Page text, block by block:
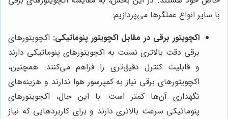
با سایر انواع عملگرها می‌پردازیم:
اکچویتور برقی در مقابل اکچویتور پنوماتیکی: اکچویتورهای
برقی دقت بالاتری نسبت به اکچویتورهای پنوماتیکی دارند
و قابلیت کنترل دقیق‌تری را فراهم می‌کنند. همچنین،
اکچویتورهای برقی نیاز به کمپرسور هوا ندارند و هزینه‌های
نگهداری آن‌ها کمتر است. با این حال، اکچویتورهای
پنوماتیکی سرعت بالاتری دارند و برای کاربردهایی که نیاز